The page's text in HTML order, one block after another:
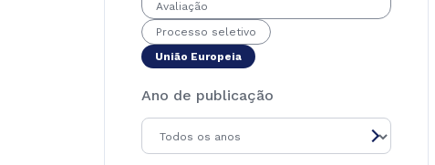
Avaliação
Processo seletivo
União Europeia
Ano de publicação